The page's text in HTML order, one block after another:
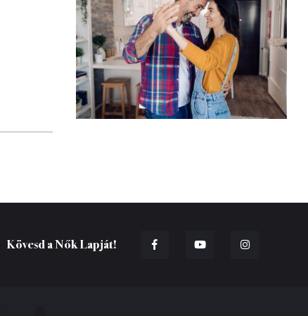
Kövesd a Nők Lapját!